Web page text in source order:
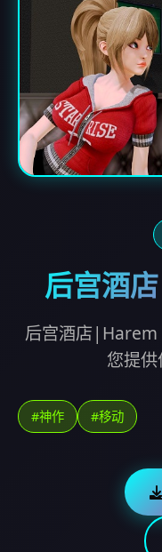
后宫酒
后宫酒店|Harem
您提供
#神作 #移动